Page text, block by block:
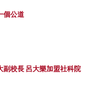
個公道
副校長 呂大樂加盟社科院